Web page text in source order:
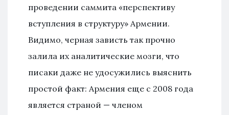
проведении саммита «перспективу
вступления в структуру» Армении.
Видимо, черная зависть так прочно
залила их аналитические мозги, что
писаки даже не удосужились выяснить
простой факт: Армения еще с 2008 года
является страной — членом